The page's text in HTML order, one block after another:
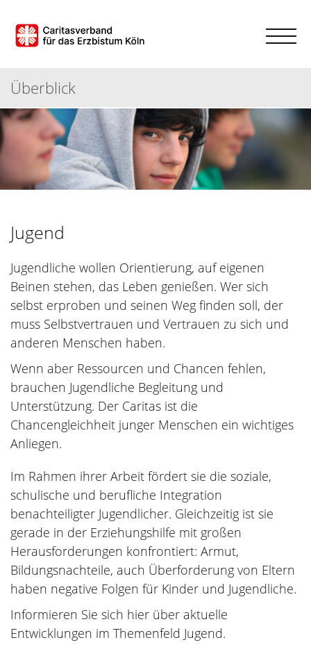
Überblick
Jugend
Jugendliche wollen Orientierung, auf eigenen
Beinen stehen, das Leben genießen. Wer sich
selbst erproben und seinen Weg finden soll, der
muss Selbstvertrauen und Vertrauen zu sich und
anderen Menschen haben.
Wenn aber Ressourcen und Chancen fehlen,
brauchen Jugendliche Begleitung und
Unterstützung. Der Caritas ist die
Chancengleichheit junger Menschen ein wichtiges
Anliegen.
Im Rahmen ihrer Arbeit fördert sie die soziale,
schulische und berufliche Integration
benachteiligter Jugendlicher. Gleichzeitig ist sie
gerade in der Erziehungshilfe mit großen
Herausforderungen konfrontiert: Armut,
Bildungsnachteile, auch Überforderung von Eltern
haben negative Folgen für Kinder und Jugendliche.
Informieren Sie sich hier über aktuelle
Entwicklungen im Themenfeld Jugend.